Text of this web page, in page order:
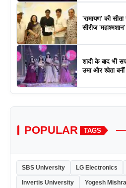
'रामायण' की सीता
सीरीज 'महाश्मशान'
शादी के बाद भी
उमा और श्वेता
POPULAR TAGS
SBS University LG Electronics
Invertis University Yogesh Mishra